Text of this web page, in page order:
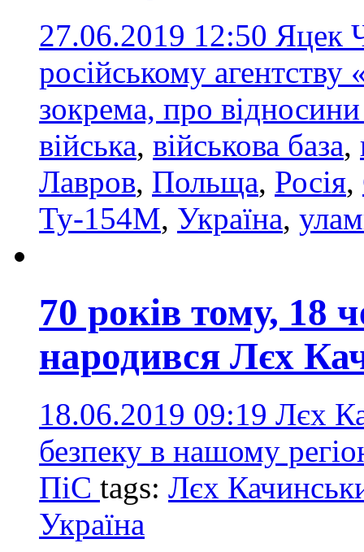
27.06.2019 12:50 Яцек
російському
зокрема, про
війська, військова база,
Лавров, Польща, Росія,
Ту-154М, Україна,
70 років тому, 18
народився Лєх
18.06.2019 09:19 Лєх
безпеку в нашому
ПіС tags: Лєх
Україна